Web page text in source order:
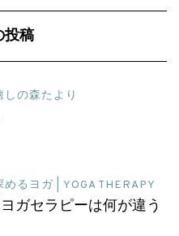
稿
しの森たより
めるヨガ | YOGA THERAPY
ガセラピーは何が違う